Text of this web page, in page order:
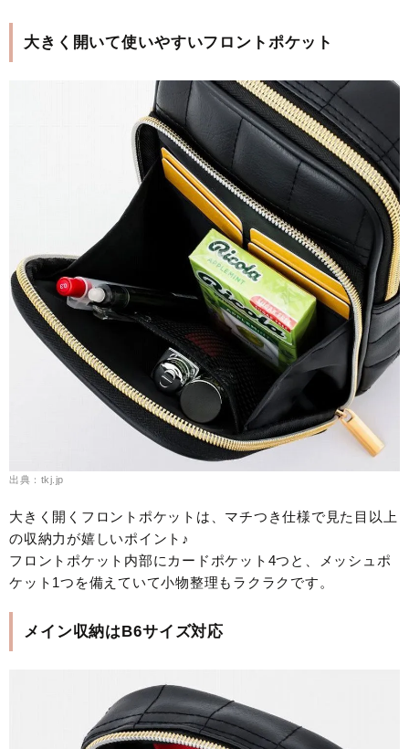
大きく開いて使いやすいフロントポケット
出典：tkj.jp
大きく開くフロントポケットは、マチつき仕様で見た目以上
の収納力が嬉しいポイント♪
フロントポケット内部にカードポケット4つと、メッシュポ
ケット1つを備えていて小物整理もラクラクです。
メイン収納はB6サイズ対応